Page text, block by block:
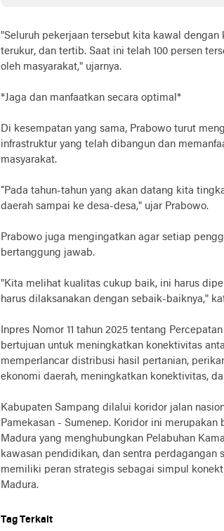
"Seluruh pekerjaan tersebut kita kawal
terukur, dan tertib. Saat ini telah 100 persen
oleh masyarakat," ujarnya.
*Jaga dan manfaatkan secara optimal*
Di kesempatan yang sama, Prabowo turut
infrastruktur yang telah dibangun dan
masyarakat.
“Pada tahun-tahun yang akan datang kita
daerah sampai ke desa-desa," ujar Prabowo.
Prabowo juga mengingatkan agar setiap
bertanggung jawab.
"Kita melihat kualitas cukup baik, ini harus
harus dilaksanakan dengan sebaik-baiknya,"
Inpres Nomor 11 tahun 2025 tentang
bertujuan untuk meningkatkan konektivitas
memperlancar distribusi hasil pertanian,
ekonomi daerah, meningkatkan konektivitas,
Kabupaten Sampang dilalui koridor jalan
Pamekasan - Sumenep. Koridor ini
Madura yang menghubungkan Pelabuhan
kawasan pendidikan, dan sentra
memiliki peran strategis sebagai simpul
Madura.
Tag Terkait